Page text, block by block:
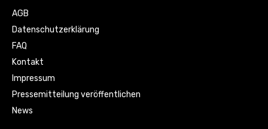
AGB
Datenschutzerklärung
FAQ
Kontakt
Impressum
Pressemitteilung veröffentlichen
News